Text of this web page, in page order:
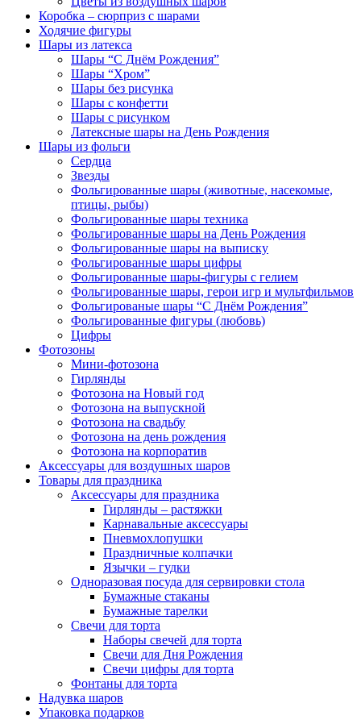
Коробка – сюрприз с шарами
Ходячие фигуры
Шары из латекса
Шары “С Днём Рождения”
Шары “Хром”
Шары без рисунка
Шары с конфетти
Шары с рисунком
Латексные шары на День Рождения
Шары из фольги
Сердца
Звезды
Фольгированные шары (животные, насекомые,
птицы, рыбы)
Фольгированные шары техника
Фольгированные шары на День Рождения
Фольгированные шары на выписку
Фольгированные шары цифры
Фольгированные шары-фигуры с гелием
Фольгированные шары, герои игр и мультфильмов
Фольгированые шары “С Днём Рождения”
Фольгированные фигуры (любовь)
Цифры
Фотозоны
Мини-фотозона
Гирлянды
Фотозона на Новый год
Фотозона на выпускной
Фотозона на свадьбу
Фотозона на день рождения
Фотозона на корпоратив
Аксессуары для воздушных шаров
Товары для праздника
Аксессуары для праздника
Гирлянды – растяжки
Карнавальные аксессуары
Пневмохлопушки
Праздничные колпачки
Язычки – гудки
Одноразовая посуда для сервировки стола
Бумажные стаканы
Бумажные тарелки
Свечи для торта
Наборы свечей для торта
Свечи для Дня Рождения
Свечи цифры для торта
Фонтаны для торта
Надувка шаров
Упаковка подарков